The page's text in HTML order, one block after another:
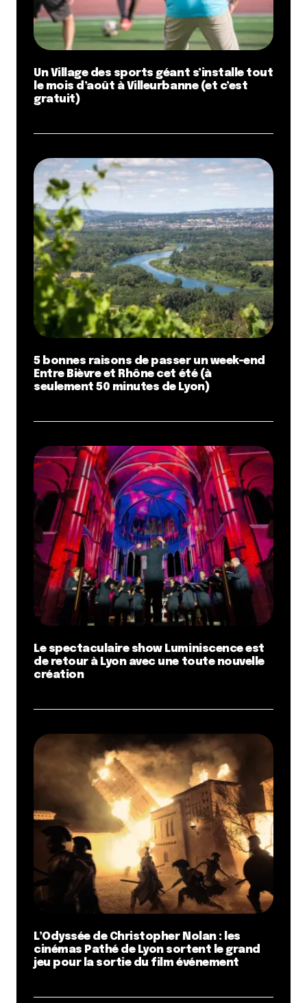
Un Village des sports géant s’installe tout
le mois d’août à Villeurbanne (et c’est
gratuit)
5 bonnes raisons de passer un week-end
Entre Bièvre et Rhône cet été (à
seulement 50 minutes de Lyon)
Le spectaculaire show Luminiscence est
de retour à Lyon avec une toute nouvelle
création
L’Odyssée de Christopher Nolan : les
cinémas Pathé de Lyon sortent le grand
jeu pour la sortie du film événement